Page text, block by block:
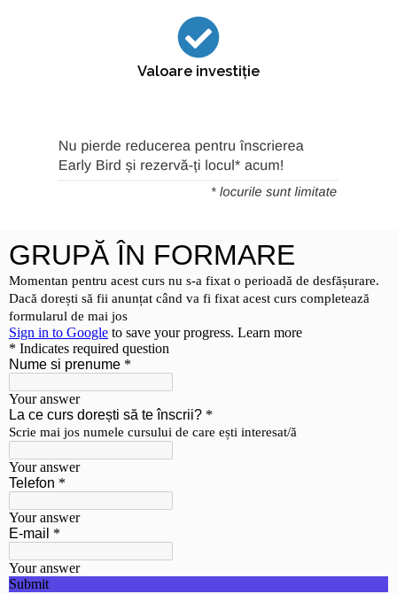
Valoare investiție